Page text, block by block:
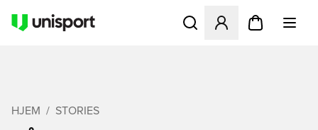
Åbner en Modal til at
HJEM STORIES